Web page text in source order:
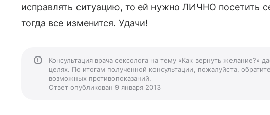
исправлять ситуацию, то ей нужно ЛИЧНО посетить
тогда все изменится. Удачи!
Консультация врача сексолога на тему «Как вернуть желание?»
целях. По итогам полученной консультации, пожалуйста,
возможных противопоказаний.
Ответ опубликован 9 января 2013